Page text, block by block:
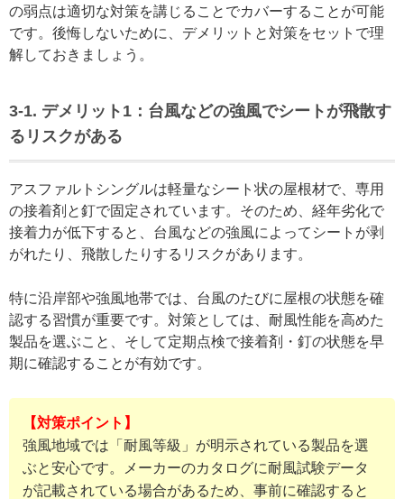
の弱点は適切な対策を講じることでカバーすることが可能
です。後悔しないために、デメリットと対策をセットで理
解しておきましょう。
3-1. デメリット1：台風などの強風でシートが飛散す
るリスクがある
アスファルトシングルは軽量なシート状の屋根材で、専用
の接着剤と釘で固定されています。そのため、経年劣化で
接着力が低下すると、台風などの強風によってシートが剥
がれたり、飛散したりするリスクがあります。
特に沿岸部や強風地帯では、台風のたびに屋根の状態を確
認する習慣が重要です。対策としては、耐風性能を高めた
製品を選ぶこと、そして定期点検で接着剤・釘の状態を早
期に確認することが有効です。
【対策ポイント】
強風地域では「耐風等級」が明示されている製品を選
ぶと安心です。メーカーのカタログに耐風試験データ
が記載されている場合があるため、事前に確認すると